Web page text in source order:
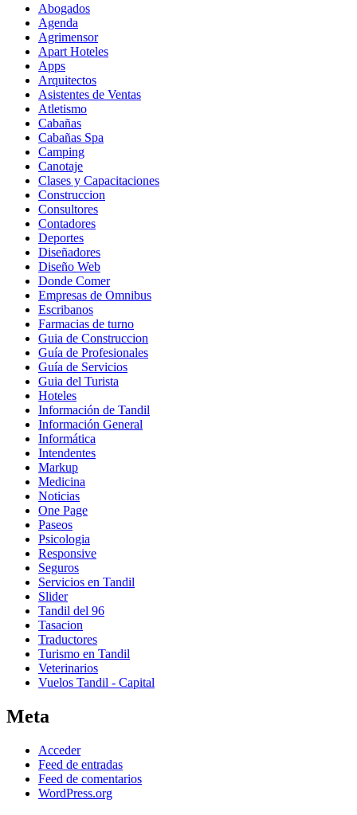
Abogados
Agenda
Agrimensor
Apart Hoteles
Apps
Arquitectos
Asistentes de Ventas
Atletismo
Cabañas
Cabañas Spa
Camping
Canotaje
Clases y Capacitaciones
Construccion
Consultores
Contadores
Deportes
Diseñadores
Diseño Web
Donde Comer
Empresas de Omnibus
Escribanos
Farmacias de turno
Guia de Construccion
Guía de Profesionales
Guía de Servicios
Guia del Turista
Hoteles
Información de Tandil
Información General
Informática
Intendentes
Markup
Medicina
Noticias
One Page
Paseos
Psicologia
Responsive
Seguros
Servicios en Tandil
Slider
Tandil del 96
Tasacion
Traductores
Turismo en Tandil
Veterinarios
Vuelos Tandil - Capital
Meta
Acceder
Feed de entradas
Feed de comentarios
WordPress.org